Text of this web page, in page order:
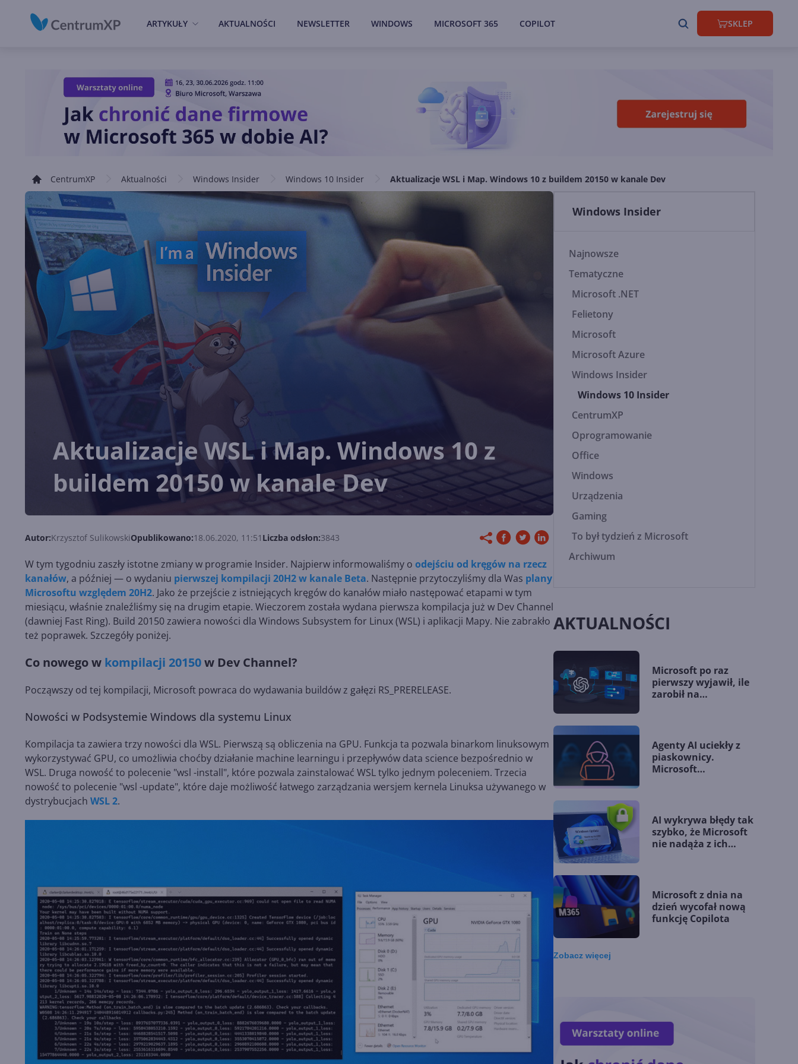
ARTYKUŁY AKTUALNOŚCI NEWSLETTER WINDOWS MICROSOFT 365 COPILOT SKLEP
CentrumXP Aktualności Windows Insider Windows 10 Insider Aktualizacje WSL i Map. Windows 10 z buildem 20150 w kanale Dev
Aktualizacje WSL i Map. Windows 10 z
buildem 20150 w kanale Dev
Autor:Krzysztof SulikowskiOpublikowano:18.06.2020, 11:51 Liczba odsłon:3843
W tym tygodniu zaszły istotne zmiany w programie Insider. Najpierw informowaliśmy o odejściu od kręgów na rzecz
kanałów, a później — o wydaniu pierwszej kompilacji 20H2 w kanale Beta. Następnie przytoczyliśmy dla Was plany
Microsoftu względem 20H2. Jako że przejście z istniejących kręgów do kanałów miało następować etapami w tym
miesiącu, właśnie znaleźliśmy się na drugim etapie. Wieczorem została wydana pierwsza kompilacja już w Dev Channel
(dawniej Fast Ring). Build 20150 zawiera nowości dla Windows Subsystem for Linux (WSL) i aplikacji Mapy. Nie zabrakło
też poprawek. Szczegóły poniżej.
Co nowego w kompilacji 20150w Dev Channel?
Począwszy od tej kompilacji, Microsoft powraca do wydawania buildów z gałęzi RS_PRERELEASE.
Nowości w Podsystemie Windows dla systemu Linux
Kompilacja ta zawiera trzy nowości dla WSL. Pierwszą są obliczenia na GPU. Funkcja ta pozwala binarkom linuksowym
wykorzystywać GPU, co umożliwia choćby działanie machine learningu i przepływów data science bezpośrednio w
WSL. Druga nowość to polecenie "wsl -install", które pozwala zainstalować WSL tylko jednym poleceniem. Trzecia
nowość to polecenie "wsl -update", które daje możliwość łatwego zarządzania wersjem kernela Linuksa używanego w
dystrybucjach WSL 2.
Windows Insider
Najnowsze
Tematyczne
Microsoft .NET
Felietony
Microsoft
Microsoft Azure
Windows Insider
Windows 10 Insider
CentrumXP
Oprogramowanie
Office
Windows
Urządzenia
Gaming
To był tydzień z Microsoft
Archiwum
AKTUALNOŚCI
Microsoft po raz
pierwszy wyjawił, ile
zarobił na
Agenty AI uciekły z
piaskownicy.
Microsoft
AI wykrywa błędy tak
szybko, że Microsoft
nie nadąża z ich
Microsoft z dnia na
dzień wycofał nową
funkcję Copilota
Microsoft udostępnia
silnik GitHub Copilot
Zobaczwięcej